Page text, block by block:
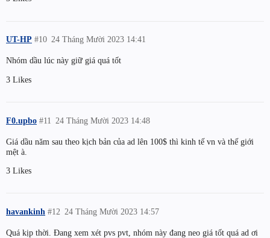
UT-HP 24 Tháng Mười 2023 14:41
#10
Nhóm dầu lúc này giữ giá quá tốt
3 Likes
F0.upbo 24 Tháng Mười 2023 14:48
#11
Giá dầu năm sau theo kịch bản của ad lên 100$ thì kinh tế vn và thế giới
mệt à.
3 Likes
havankinh 24 Tháng Mười 2023 14:57
#12
Quá kịp thời. Đang xem xét pvs pvt, nhóm này đang neo giá tốt quá ad ơi